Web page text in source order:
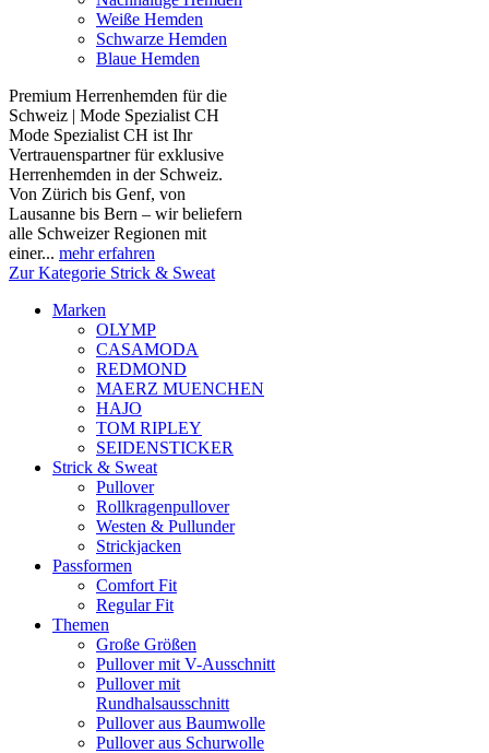
Weiße Hemden
Schwarze Hemden
Blaue Hemden
Premium Herrenhemden für die
Schweiz | Mode Spezialist CH
Mode Spezialist CH ist Ihr
Vertrauenspartner für exklusive
Herrenhemden in der Schweiz.
Von Zürich bis Genf, von
Lausanne bis Bern – wir beliefern
alle Schweizer Regionen mit
einer... mehr erfahren
Zur Kategorie Strick & Sweat
Marken
OLYMP
CASAMODA
REDMOND
MAERZ MUENCHEN
HAJO
TOM RIPLEY
SEIDENSTICKER
Strick & Sweat
Pullover
Rollkragenpullover
Westen & Pullunder
Strickjacken
Passformen
Comfort Fit
Regular Fit
Themen
Große Größen
Pullover mit V-Ausschnitt
Pullover mit
Rundhalsausschnitt
Pullover aus Baumwolle
Pullover aus Schurwolle